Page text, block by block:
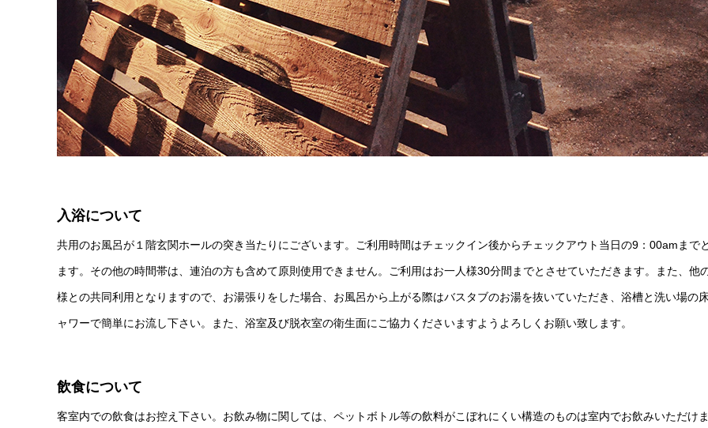
入浴について
共用のお風呂が１階玄関ホールの突き当たりにございます。ご利用時間はチェックイン後からチェックアウト当日の9：00amまで
ます。その他の時間帯は、連泊の方も含めて原則使用できません。ご利用はお一人様30分間までとさせていただきます。また、他
様との共同利用となりますので、お湯張りをした場合、お風呂から上がる際はバスタブのお湯を抜いていただき、浴槽と洗い場の
ャワーで簡単にお流し下さい。また、浴室及び脱衣室の衛生面にご協力くださいますようよろしくお願い致します。
飲食について
客室内での飲食はお控え下さい。お飲み物に関しては、ペットボトル等の飲料がこぼれにくい構造のものは室内でお飲みいただけ